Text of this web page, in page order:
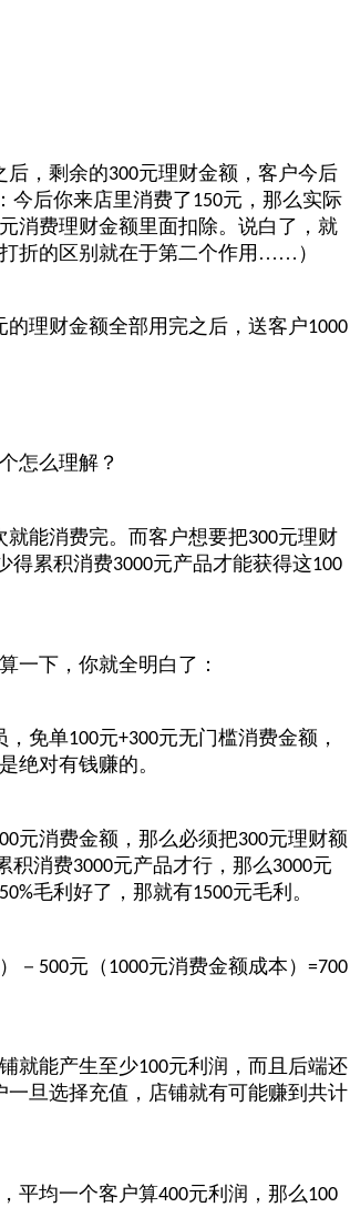
后，剩余的300元理财金额，客户今后
今后你来店里消费了150元，那么实际
元消费理财金额里面扣除。说白了，就
折的区别就在于第二个作用……）
的理财金额全部用完之后，送客户1000
怎么理解？
就能消费完。而客户想要把300元理财
得累积消费3000元产品才能获得这100
一下，你就全明白了：
，免单100元+300元无门槛消费金额，
绝对有钱赚的。
元消费金额，那么必须把300元理财额
积消费3000元产品才行，那么3000元
50%毛利好了，那就有1500元毛利。
－ 500元（ 1000元消费金额成本） =700
就能产生至少100元利润，而且后端还
旦选择充值，店铺就有可能赚到共计
平均一个客户算400元利润，那么100